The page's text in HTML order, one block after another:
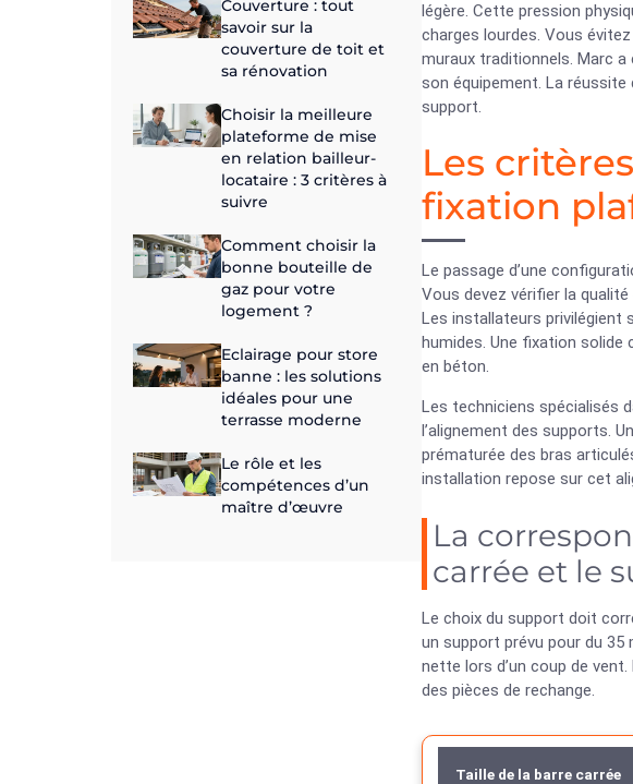
Couverture : tout
savoir sur la
couverture de toit et
sa rénovation
Choisir la meilleure
plateforme de mise
en relation bailleur-
locataire : 3 critères à
suivre
Comment choisir la
bonne bouteille de
gaz pour votre
logement ?
Eclairage pour store
banne : les solutions
idéales pour une
terrasse moderne
Le rôle et les
compétences d’un
maître d’œuvre
légère. Cette pression
charges lourdes. Vous
muraux traditionnels. Marc
son équipement. La
support.
Les
fixation
Le passage d’une
Vous devez vérifier la
Les installateurs privilégient
humides. Une fixation solide
en béton.
Les techniciens spécialisés
l’alignement des supports.
prématurée des bras
installation repose sur cet
La
carrée et le
Le choix du support doit
un support prévu pour du
nette lors d’un coup de
des pièces de rechange.
Taille de la barre carrée